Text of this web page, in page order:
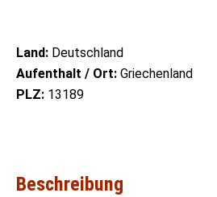
Land: Deutschland
Aufenthalt / Ort: Griechenland
PLZ: 13189
Beschreibung